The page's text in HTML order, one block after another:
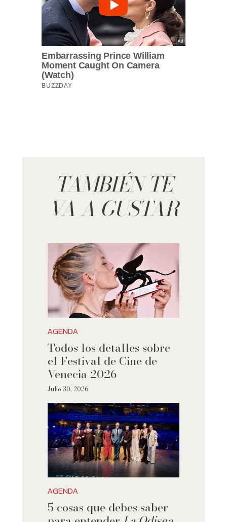
TAMBIÉN TE
VA A GUSTAR
AGENDA
Todos los detalles sobre
el Festival de Cine de
Venecia 2026
Julio 30, 2026
AGENDA
5 cosas que debes saber